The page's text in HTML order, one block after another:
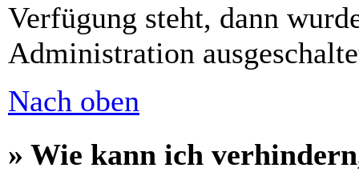
Verfügung steht, dann
Administration
Nach oben
» Wie kann ich